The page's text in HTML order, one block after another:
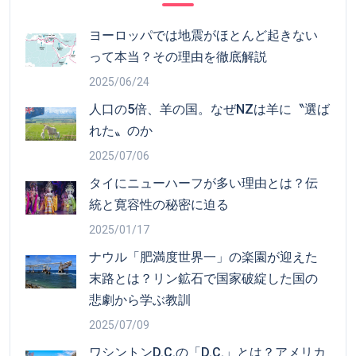
ヨーロッパでは地震がほとんど起きない
って本当？その理由を徹底解説
2025/06/24
人口の5倍、羊の国。なぜNZは羊に〝選ば
れた〟のか
2025/07/06
タイにニューハーフが多い理由とは？伝
統と寛容性の秘密に迫る
2025/01/17
ナウル「肥満度世界一」の楽園が迎えた
末路とは？リン鉱石で国家破綻した国の
悲劇から学ぶ教訓
2025/07/09
ワシントンD.C.の「D.C.」とは？アメリカ